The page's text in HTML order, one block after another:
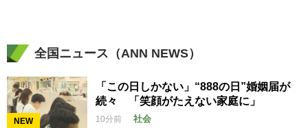
全国ニュース（ANN NEWS）
NEW
「この日しかない」“888の日”婚姻届が
続々 「笑顔がたえない家庭に」
10分前 社会